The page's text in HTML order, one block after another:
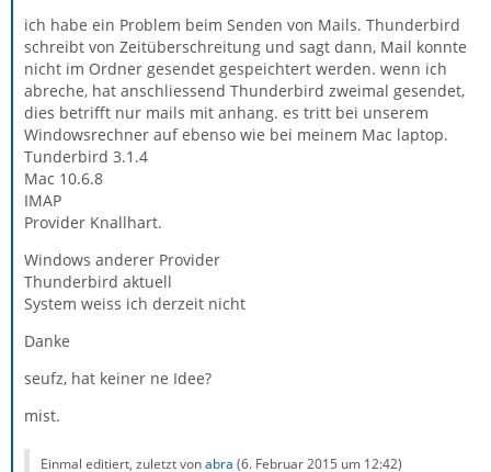
ich habe ein Problem beim Senden von Mails. Thunderbird
schreibt von Zeitüberschreitung und sagt dann, Mail konnte
nicht im Ordner gesendet gespeichtert werden. wenn ich
abreche, hat anschliessend Thunderbird zweimal gesendet,
dies betrifft nur mails mit anhang. es tritt bei unserem
Windowsrechner auf ebenso wie bei meinem Mac laptop.
Tunderbird 3.1.4
Mac 10.6.8
IMAP
Provider Knallhart.
Windows anderer Provider
Thunderbird aktuell
System weiss ich derzeit nicht
Danke
seufz, hat keiner ne Idee?
mist.
Einmal editiert, zuletzt vonabra (6. Februar 2015 um 12:42)